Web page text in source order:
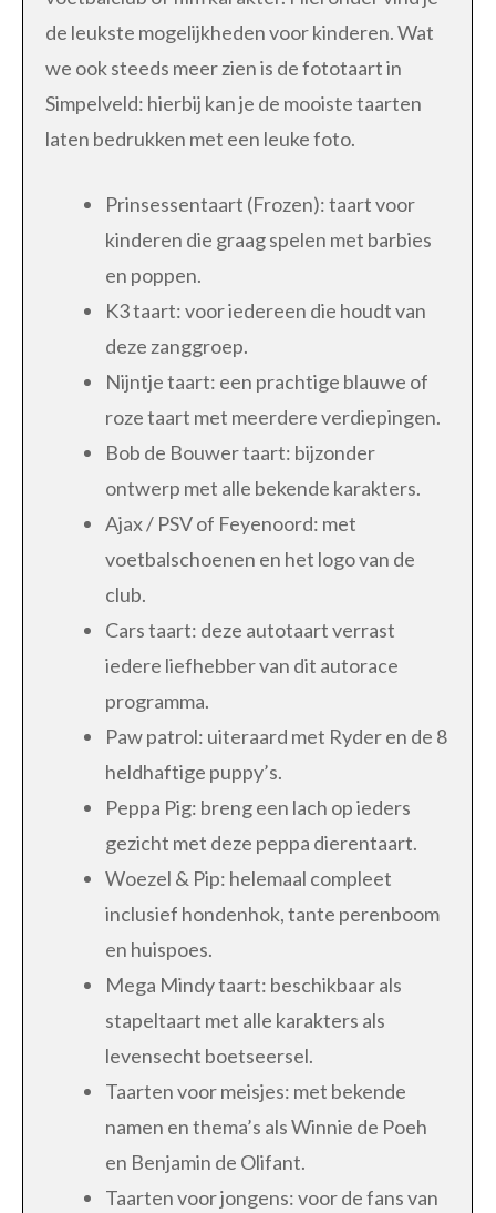
de leukste mogelijkheden voor kinderen. Wat
we ook steeds meer zien is de fototaart in
Simpelveld: hierbij kan je de mooiste taarten
laten bedrukken met een leuke foto.
Prinsessentaart (Frozen): taart voor
kinderen die graag spelen met barbies
en poppen.
K3 taart: voor iedereen die houdt van
deze zanggroep.
Nijntje taart: een prachtige blauwe of
roze taart met meerdere verdiepingen.
Bob de Bouwer taart: bijzonder
ontwerp met alle bekende karakters.
Ajax / PSV of Feyenoord: met
voetbalschoenen en het logo van de
club.
Cars taart: deze autotaart verrast
iedere liefhebber van dit autorace
programma.
Paw patrol: uiteraard met Ryder en de 8
heldhaftige puppy’s.
Peppa Pig: breng een lach op ieders
gezicht met deze peppa dierentaart.
Woezel & Pip: helemaal compleet
inclusief hondenhok, tante perenboom
en huispoes.
Mega Mindy taart: beschikbaar als
stapeltaart met alle karakters als
levensecht boetseersel.
Taarten voor meisjes: met bekende
namen en thema’s als Winnie de Poeh
en Benjamin de Olifant.
Taarten voor jongens: voor de fans van